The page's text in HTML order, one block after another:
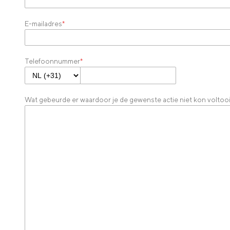
E-mailadres*
Telefoonnummer*
Wat gebeurde er waardoor je de gewenste actie niet kon